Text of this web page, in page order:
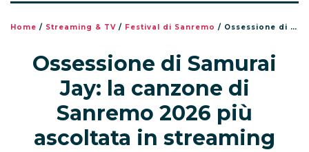
Home / Streaming & TV / Festival di Sanremo / Ossessione di Samurai Jay: la canzone di Sanremo 2026 più ascoltata in streaming
Ossessione di Samurai
Jay: la canzone di
Sanremo 2026 più
ascoltata in streaming